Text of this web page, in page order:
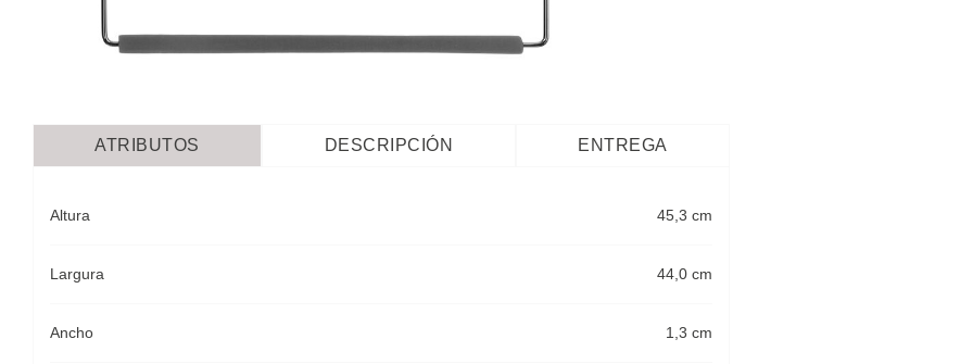
ATRIBUTOS DESCRIPCIÓN ENTREGA
Altura 45,3 cm
Largura 44,0 cm
Ancho 1,3 cm